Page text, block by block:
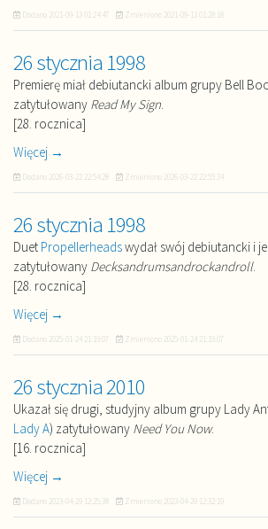
Dodano 2021-09-13 01:24:47 Zmieniono 2021-09-13 01:28:18
26 stycznia 1998
Premierę miał debiutancki album grupy Bell
zatytułowany Read My Sign.
[28. rocznica]
Więcej →
Dodano 2026-03-22 22:54:28 Zmieniono 2026-03-22 22:55:34
26 stycznia 1998
Duet Propellerheadswydał swój debiutancki i
zatytułowany Decksandrumsandrockandroll.
[28. rocznica]
Więcej →
Dodano 2025-01-24 21:19:07 Zmieniono 2025-01-24 21:19:07
26 stycznia 2010
Ukazał się drugi, studyjny album grupy Lady
Lady A) zatytułowany Need You Now.
[16. rocznica]
Więcej →
Dodano 2023-04-29 12:25:38 Zmieniono 2023-04-29 12:32:19